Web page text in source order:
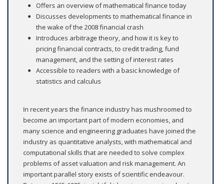
Offers an overview of mathematical finance today
Discusses developments to mathematical finance in
the wake of the 2008 financial crash
Introduces arbitrage theory, and how it is key to
pricing financial contracts, to credit trading, fund
management, and the setting of interest rates
Accessible to readers with a basic knowledge of
statistics and calculus
In recent years the finance industry has mushroomed to
become an important part of modern economies, and
many science and engineering graduates have joined the
industry as quantitative analysts, with mathematical and
computational skills that are needed to solve complex
problems of asset valuation and risk management. An
important parallel story exists of scientific endeavour.